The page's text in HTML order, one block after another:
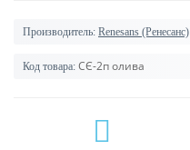
Производитель: Renesans (Ренесанс)
Код товара: СЄ-2п олива